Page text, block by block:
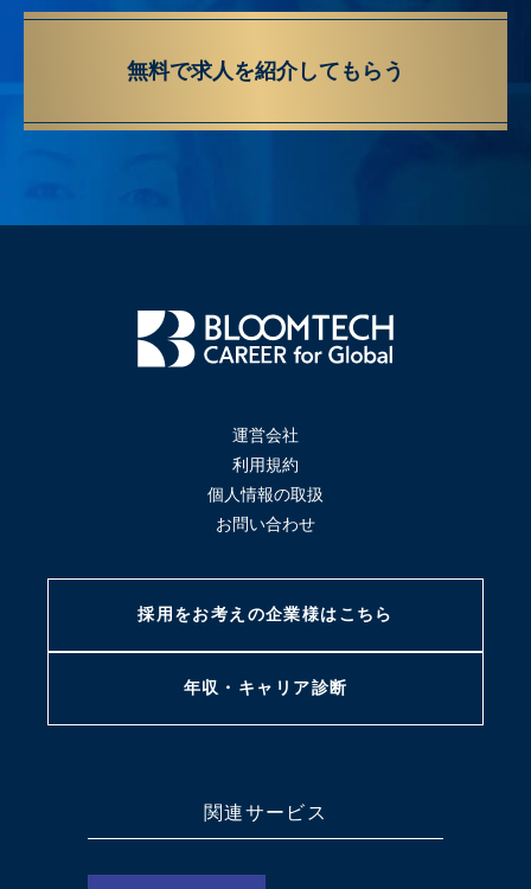
無料で求人を紹介してもらう
運営会社
利用規約
個人情報の取扱
お問い合わせ
採用をお考えの企業様はこちら
年収・キャリア診断
関連サービス